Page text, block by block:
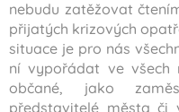
nebudu zatěžovat
přijatých krizových
situace je pro nás
ní vypořádat ve všech
občané, jako
představitelé města či